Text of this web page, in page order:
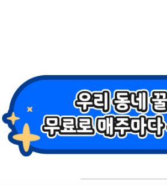
http://
작성일: 2023-06-05 ~